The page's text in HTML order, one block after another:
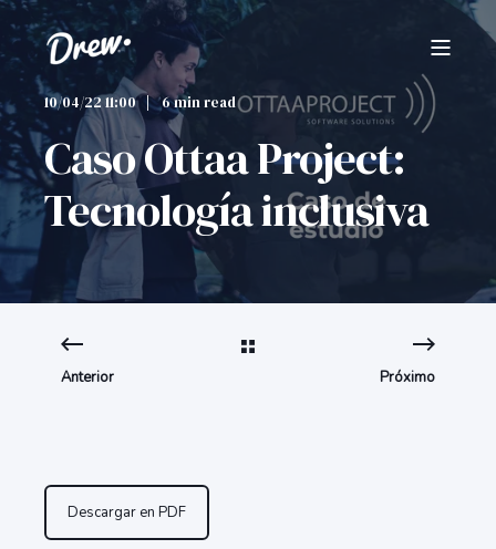
10/04/22 11:00 6 min read
Caso Ottaa Project:
Tecnología inclusiva
Anterior Próximo
Descargar en PDF